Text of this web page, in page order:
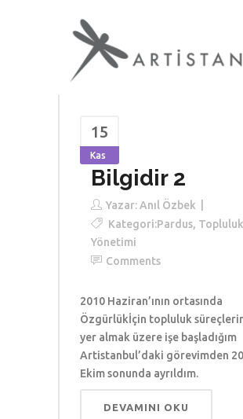
15
Kas
Bilgidir 2
Yazar:Anıl Özbek
Kategori:Pardus, Topluluk
Yönetimi
Comments
2010 Haziran’ının ortasında
Özgürlükİçin topluluk
yer almak üzere işe başladığım
Artistanbul’daki görevimden
Ekim sonunda ayrıldım.
DEVAMINI OKU